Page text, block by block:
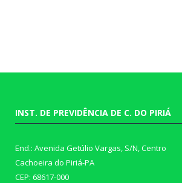
INST. DE PREVIDÊNCIA DE C. DO PIRIÁ
End.: Avenida Getúlio Vargas, S/N, Centro
Cachoeira do Piriá-PA
CEP: 68617-000